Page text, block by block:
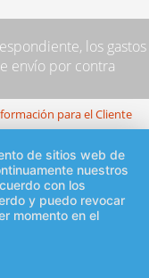
los gastos
envío por contra
para el Cliente
de sitios web de
nuestros
con los
y puedo revocar
momento en el